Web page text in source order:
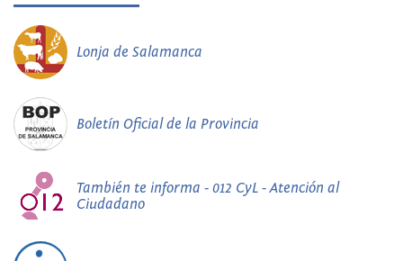
Lonja de Salamanca
Boletín Oficial de la Provincia
También te informa - 012 CyL - Atención al
Ciudadano